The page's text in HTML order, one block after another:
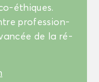
​éthiques.
pro­fes­sion­
de la ré­